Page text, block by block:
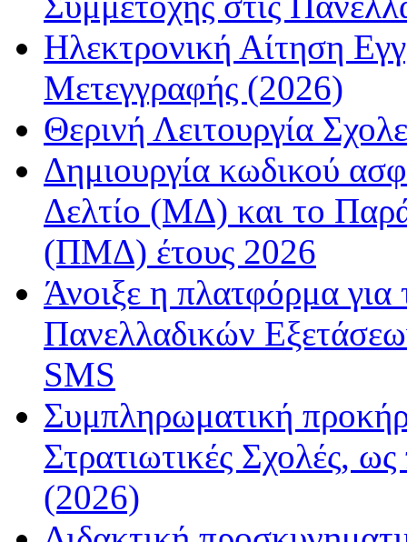
Ηλεκτρονική Αίτηση
Μετεγγραφής (2026)
Θερινή Λειτουργία
Δημιουργία κωδικού
Δελτίο (ΜΔ) και το
(ΠΜΔ) έτους 2026
Άνοιξε η πλατφόρμα
Πανελλαδικών
SMS
Συμπληρωματική
Στρατιωτικές Σχολές,
(2026)